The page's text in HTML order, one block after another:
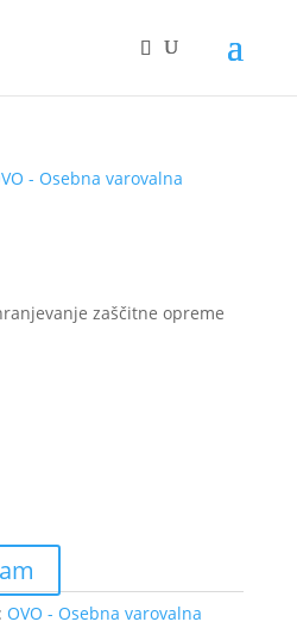
- Osebna varovalna
zaščitne opreme
OVO - Osebna varovalna